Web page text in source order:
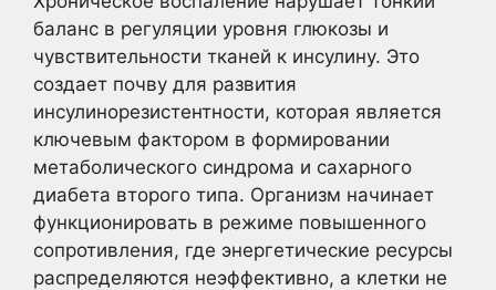
баланс в регуляции уровня глюкозы и
чувствительности тканей к инсулину. Это
создает почву для развития
инсулинорезистентности, которая является
ключевым фактором в формировании
метаболического синдрома и сахарного
диабета второго типа. Организм начинает
функционировать в режиме повышенного
сопротивления, где энергетические ресурсы
распределяются неэффективно, а клетки не